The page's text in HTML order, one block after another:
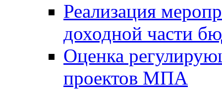
Реализация
доходной части
Оценка
проектов МПА